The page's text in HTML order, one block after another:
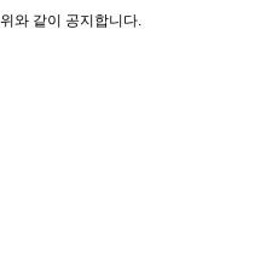
위와 같이 공지합니다.